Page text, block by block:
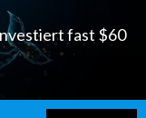
fast $60